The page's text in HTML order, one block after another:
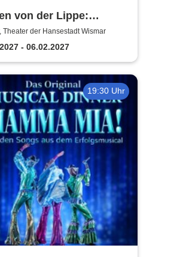
von der Lippe:
- Comedy-
Theater der Hansestadt Wismar
- 06.02.2027
19:30 Uhr